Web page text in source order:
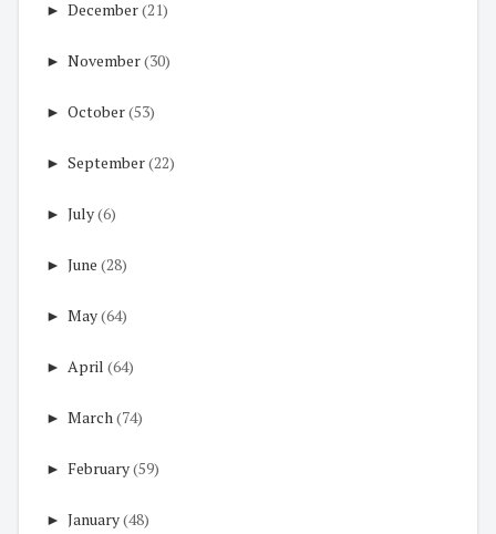
► December(21)
► November(30)
► October(53)
► September(22)
► July(6)
► June (28)
► May(64)
► April (64)
► March(74)
► February(59)
► January(48)